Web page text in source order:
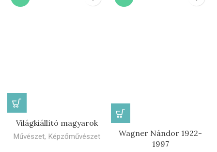
Világkiállító magyarok
Művészet, Képzőművészet
Wagner Nándor 1922-
1997